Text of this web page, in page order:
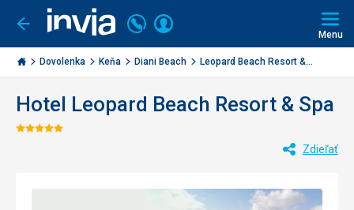
Ísť
späť
Invia.sk
Volajte
+421
2
3221
Prihlásiť
Menu
Dovolenka Keňa Diani Beach Leopard Beach Resort &...
Hotel Leopard Beach Resort & Spa
Hodnotenie:
Zdieľať